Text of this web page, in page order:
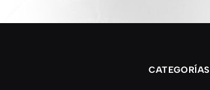
CATEGORÍAS